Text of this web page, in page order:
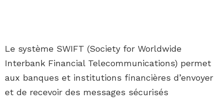
Le système SWIFT (Society for Worldwide
Interbank Financial Telecommunications) permet
aux banques et institutions financières d’envoyer
et de recevoir des messages sécurisés